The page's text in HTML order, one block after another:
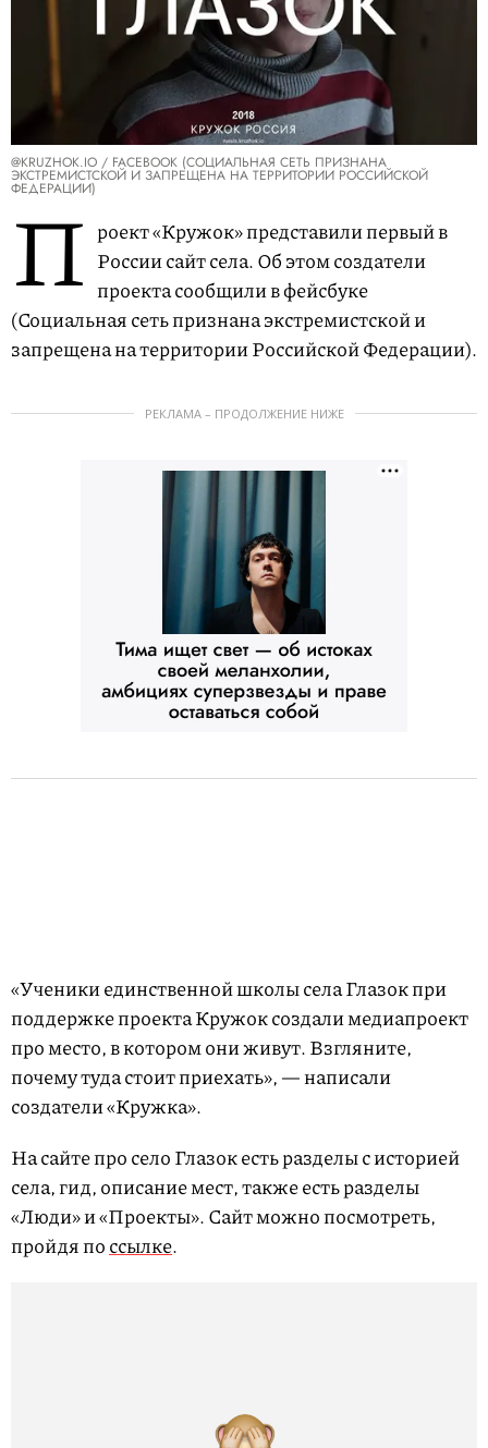
@KRUZHOK.IO / FACEBOOK (СОЦИАЛЬНАЯ СЕТЬ ПРИЗНАНА
ЭКСТРЕМИСТСКОЙ И ЗАПРЕЩЕНА НА ТЕРРИТОРИИ РОССИЙСКОЙ
ФЕДЕРАЦИИ)
П роект «Кружок» представили первый в
России сайт села. Об этом создатели
проекта сообщили в фейсбуке
(Социальная сеть признана экстремистской и
запрещена на территории Российской Федерации).
РЕКЛАМА – ПРОДОЛЖЕНИЕ НИЖЕ
«Ученики единственной школы села Глазок при
поддержке проекта Кружок создали медиапроект
про место, в котором они живут. Взгляните,
почему туда стоит приехать», — написали
создатели «Кружка».
На сайте про село Глазок есть разделы с историей
села, гид, описание мест, также есть разделы
«Люди» и «Проекты». Сайт можно посмотреть,
пройдя поссылке.